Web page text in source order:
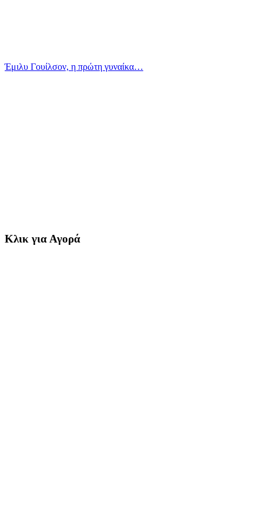
Έμιλυ Γουίλσον, η πρώτη γυναίκα…
Κλικ για Αγορά